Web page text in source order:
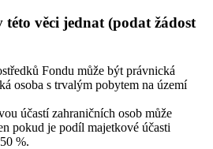
věci jednat (podat žádost
Fondu může být právnická
osoba s trvalým pobytem na území
účastí zahraničních osob může
pokud je podíl majetkové účasti
%.